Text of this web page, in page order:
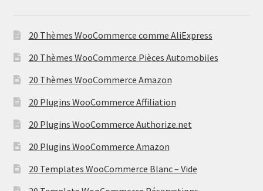
20 Thèmes WooCommerce comme AliExpress
20 Thèmes WooCommerce Pièces Automobiles
20 Thèmes WooCommerce Amazon
20 Plugins WooCommerce Affiliation
20 Plugins WooCommerce Authorize.net
20 Plugins WooCommerce Amazon
20 Templates WooCommerce Blanc – Vide